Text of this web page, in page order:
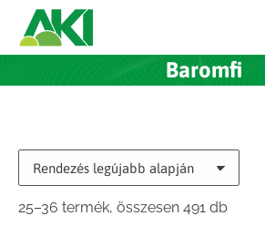
Baromfi
25–36 termék, összesen 491 dbSorted